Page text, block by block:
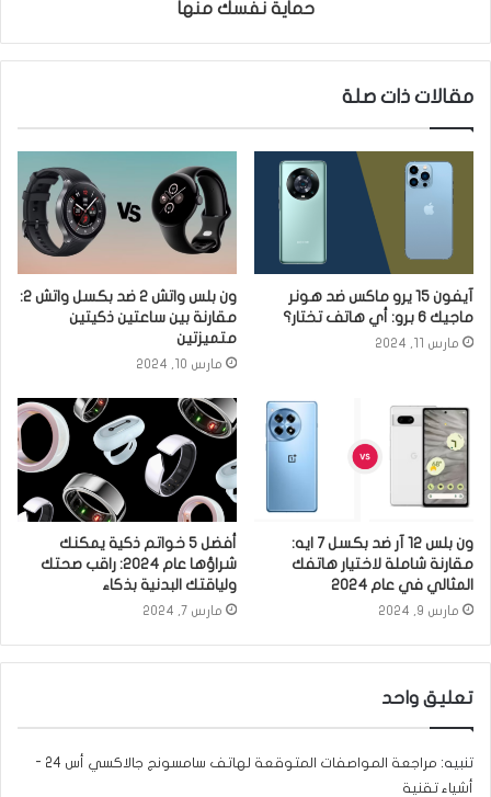
حماية نفسك منها
مقالات ذات صلة
آيفون 15 يرو ماكس ضد هونر
ماجيك 6 برو: أي هاتف تختار؟
مارس 11, 2024
ون بلس واتش 2 ضد بكسل واتش 2:
مقارنة بين ساعتين ذكيتين
متميزتين
مارس 10, 2024
ون بلس 12 آر ضد بكسل 7 ايه:
مقارنة شاملة لاختيار هاتفك
المثالي في عام 2024
مارس 9, 2024
أفضل 5 خواتم ذكية يمكنك
شراؤها عام 2024: راقب صحتك
ولياقتك البدنية بذكاء
مارس 7, 2024
تعليق واحد
تنبيه:
مراجعة المواصفات المتوقعة لهاتف سامسونج جالاكسي أس 24 -
أشياء تقنية